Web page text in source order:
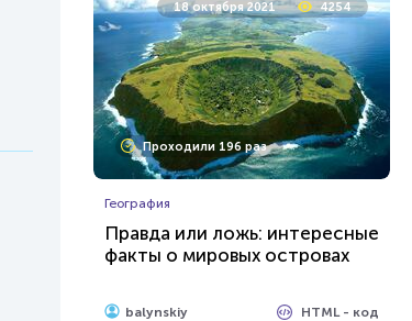
18 октября 2021 4254
Проходили 196 раз
География
Правда или ложь: интересные
факты о мировых островах
balynskiy HTML - код